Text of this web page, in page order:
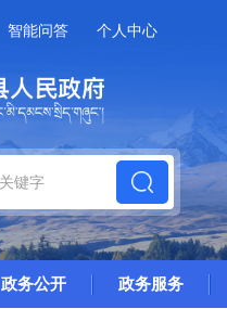
智能问答 个人中心
政务公开 政务服务